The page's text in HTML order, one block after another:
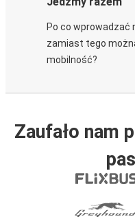
Po co wprowadzać
zamiast tego
mobilność?
Zaufało nam